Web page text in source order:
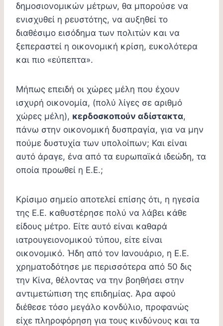
δημοσιονομικών μέτρων, θα μπορούσε να
ενισχυθεί η ρευστότης, να αυξηθεί το
διαθέσιμο εισόδημα των πολιτών και να
ξεπεραστεί η οικονομική κρίση, ευκολότερα
και πιο «εύπεπτα».
Μήπως επειδή οι χώρες μέλη που έχουν
ισχυρή οικονομία, (πολύ λίγες σε αριθμό
χώρες μέλη), κερδοσκοπούν αδίστακτα,
πάνω στην οικονομική δυσπραγία, για να μην
πούμε δυστυχία των υπολοίπων; Και είναι
αυτό άραγε, ένα από τα ευρωπαϊκά ιδεώδη, τα
οποία προωθεί η Ε.Ε.;
Κρίσιμο σημείο αποτελεί επίσης ότι, η ηγεσία
της Ε.Ε. καθυστέρησε πολύ να λάβει κάθε
είδους μέτρο. Είτε αυτό είναι καθαρά
ιατρουγειονομικού τύπου, είτε είναι
οικονομικό. Ήδη από τον Ιανουάριο, η Ε.Ε.
χρηματοδότησε με περισσότερα από 50 δις
την Κίνα, θέλοντας να την βοηθήσει στην
αντιμετώπιση της επιδημίας. Άρα αφού
διέθεσε τόσο μεγάλο κονδύλιο, προφανώς
είχε πληροφόρηση για τους κινδύνους και τα